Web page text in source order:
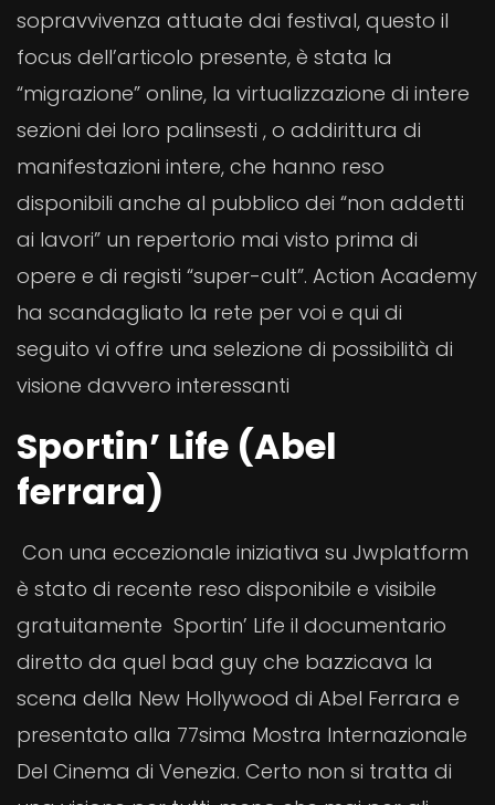
sopravvivenza attuate dai festival, questo il
focus dell’articolo presente, è stata la
“migrazione” online, la virtualizzazione di intere
sezioni dei loro palinsesti , o addirittura di
manifestazioni intere, che hanno reso
disponibili anche al pubblico dei “non addetti
ai lavori” un repertorio mai visto prima di
opere e di registi “super-cult”. Action Academy
ha scandagliato la rete per voi e qui di
seguito vi offre una selezione di possibilità di
visione davvero interessanti
Sportin’ Life (Abel
ferrara)
Con una eccezionale iniziativa su Jwplatform
è stato di recente reso disponibile e visibile
gratuitamente Sportin’ Life il documentario
diretto da quel bad guy che bazzicava la
scena della New Hollywood di Abel Ferrara e
presentato alla 77sima Mostra Internazionale
Del Cinema di Venezia. Certo non si tratta di